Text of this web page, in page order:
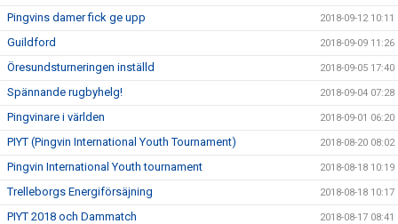
Pingvins damer fick ge upp 2018-09-12 10:11
Guildford 2018-09-09 11:26
Öresundsturneringen inställd 2018-09-05 17:40
Spännande rugbyhelg! 2018-09-04 07:28
Pingvinare i världen 2018-09-01 06:20
PIYT (Pingvin International Youth Tournament) 2018-08-20 08:02
Pingvin International Youth tournament 2018-08-18 10:19
Trelleborgs Energiförsäjning 2018-08-18 10:17
PIYT 2018 och Dammatch 2018-08-17 08:41